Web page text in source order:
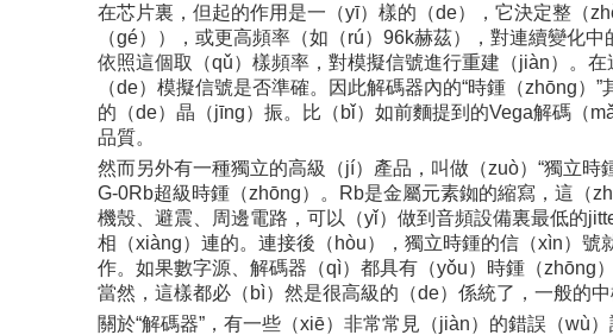
在芯片裏，但起的作用是一（yī）樣的（de），它決定整（
（gé）），或更高頻率（如（rú）96k赫茲），對連續變化
依照這個取（qǔ）樣頻率，對模擬信號進行重建（jiàn）。
（de）模擬信號是否準確。因此解碼器內的“時鍾（zhōng
的（de）晶（jīng）振。比（bǐ）如前麵提到的Vega解碼（
品質。
然而另外有一種獨立的高級（jí）產品，叫做（zuò）“獨立
G-0Rb超級時鍾（zhōng）。Rb是金屬元素銣的縮寫，這（
機殼、避震、周邊電路，可以（yǐ）做到音頻設備裏最低的
相（xiàng）連的。連接後（hòu），獨立時鍾的信（xìn）
作。如果數字源、解碼器（qì）都具有（yǒu）時鍾（zhōng
當然，這樣都必（bì）然是很高級的（de）係統了，一般的
關於“解碼器”，有一些（xiē）非常常見（jiàn）的錯誤（wù